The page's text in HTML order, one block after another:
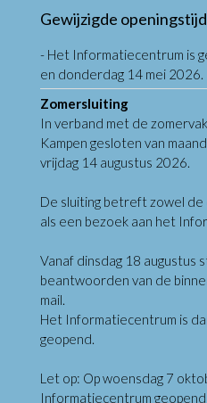
Gewijzigde
- Het Informatiecentrum is
en donderdag 14 mei 2026.
Zomersluiting
In verband met de
Kampen gesloten van
vrijdag 14 augustus 2026.
De sluiting betreft zowel
als een bezoek aan het
Vanaf dinsdag 18 augustus
beantwoorden van de
mail.
Het Informatiecentrum is
geopend.
Let op: Op woensdag 7
Informatiecentrum